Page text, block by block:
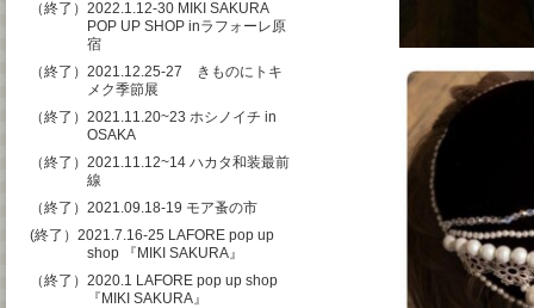
（終了）2022.1.12-30 MIKI SAKURA
POP UP SHOP inラフォーレ原
宿
（終了）2021.12.25-27 きものにトキ
メク季節展
（終了）2021.11.20~23 ホシノイチ in
OSAKA
（終了）2021.11.12~14 ハカタ和装最前
線
（終了）2021.09.18-19 モア蚤の市
(終了）2021.7.16-25 LAFORE pop up
shop 『MIKI SAKURA』
（終了）2020.1 LAFORE pop up shop
『MIKI SAKURA』